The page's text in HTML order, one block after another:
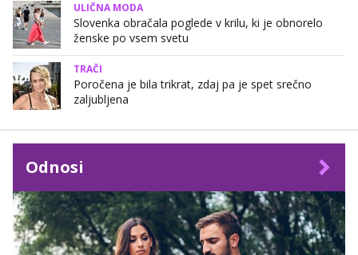
ULIČNA MODA
Slovenka obračala poglede v krilu, ki je obnorelo
ženske po vsem svetu
TRAČI
Poročena je bila trikrat, zdaj pa je spet srečno
zaljubljena
Odnosi